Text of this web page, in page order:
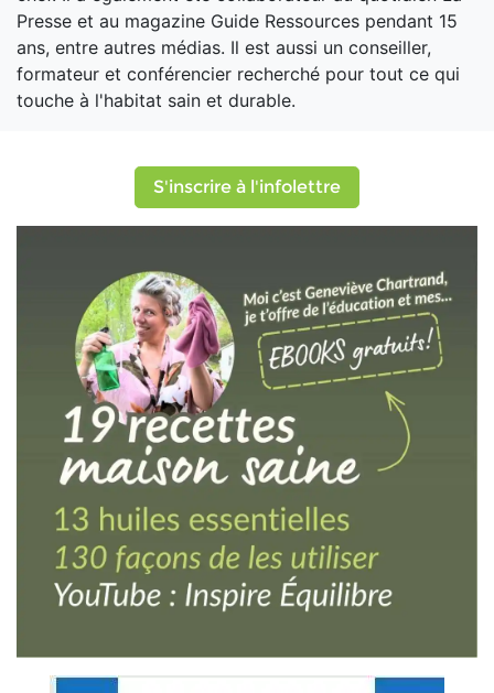
Presse et au magazine Guide Ressources pendant 15
ans, entre autres médias. Il est aussi un conseiller,
formateur et conférencier recherché pour tout ce qui
touche à l'habitat sain et durable.
S'inscrire à l'infolettre